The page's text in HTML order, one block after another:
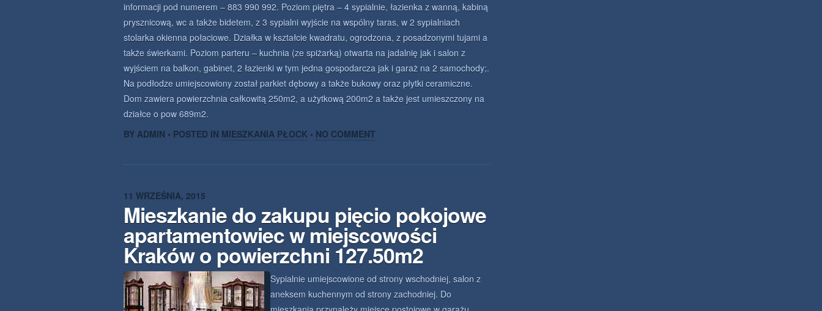
informacji pod numerem – 883 990 992. Poziom piętra – 4 sypialnie, łazienka z wanną, kabiną
prysznicową, wc a także bidetem, z 3 sypialni wyjście na wspólny taras, w 2 sypialniach
stolarka okienna połaciowe. Działka w kształcie kwadratu, ogrodzona, z posadzonymi tujami a
także świerkami. Poziom parteru – kuchnia (ze spiżarką) otwarta na jadalnię jak i salon z
wyjściem na balkon, gabinet, 2 łazienki w tym jedna gospodarcza jak i garaż na 2 samochody;.
Na podłodze umiejscowiony został parkiet dębowy a także bukowy oraz płytki ceramiczne.
Dom zawiera powierzchnia całkowitą 250m2, a użytkową 200m2 a także jest umieszczony na
działce o pow 689m2.
BY ADMIN • POSTED IN MIESZKANIA PŁOCK • NO COMMENT
11 WRZEŚNIA, 2015
Mieszkanie do zakupu pięcio pokojowe
apartamentowiec w miejscowości
Kraków o powierzchni 127.50m2
Sypialnie umiejscowione od strony wschodniej, salon z
aneksem kuchennym od strony zachodniej. Do